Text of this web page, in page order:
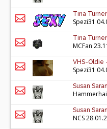
Tina
Spezi31
Tina
MCFan
VHS-Oldie
Spezi31
Susan
Susan
NCS